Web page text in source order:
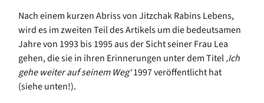
Nach einem kurzen Abriss von Jitzchak Rabins Lebens,
wird es im zweiten Teil des Artikels um die bedeutsamen
Jahre von 1993 bis 1995 aus der Sicht seiner Frau Lea
gehen, die sie in ihren Erinnerungen unter dem Titel‚Ich
gehe weiter auf seinem Weg‘1997 veröffentlicht hat
(siehe unten!).